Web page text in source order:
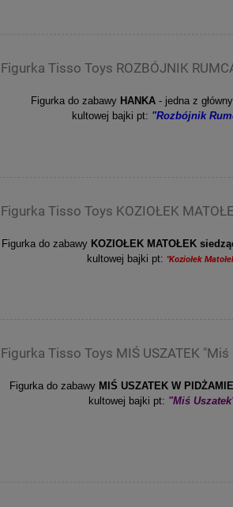
Figurka Tisso Toys ROZBÓJNIK
Figurka do zabawy HANKA- jedna z
kultowej bajki pt: "Rozbójnik
Figurka Tisso Toys KOZIOŁEK
Figurka do zabawyKOZIOŁEK MATOŁEK
kultowej bajki pt: "Koziołek
Figurka Tisso Toys MIŚ USZATEK
Figurka do zabawy MIŚ USZATEK W
kultowej bajki pt: "Miś